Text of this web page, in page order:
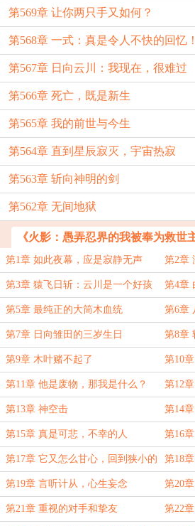
第569章 让你两只手又如何？
第568章 一式：真是令人不快的回忆！
第567章 日向云川：我现在，很难过
第566章 死亡，既是新生
第565章 我的前世与今生
第564章 直到星辰寂灭，宇宙热寂
第563章 斩向神明的剑
第562章 无间地狱
《火影：愚弄忍界的我被奉为救世
第1章 如此夜幕，应是寂静无声 第2章
演员
第3章 猿飞日斩：云川是一个好孩
子啊！
第4章
被改写
第5章 最纯正的大筒木血统 第6章
第7章 日向雏田的三岁生日 第8章
第9章 木叶赌不起了 第10
第11章 他是废物，那我是什么？ 第12
（严肃
第13章 神空击 第14
第15章 真是可悲，不幸的人 第16
择
第17章 它又怎么甘心，回到狭小的
笼子中？（求月票QAQ）
第18
票QAQ
第19章 言听计从，心生妄念 第20
第21章 重视的对手和挚友 第22